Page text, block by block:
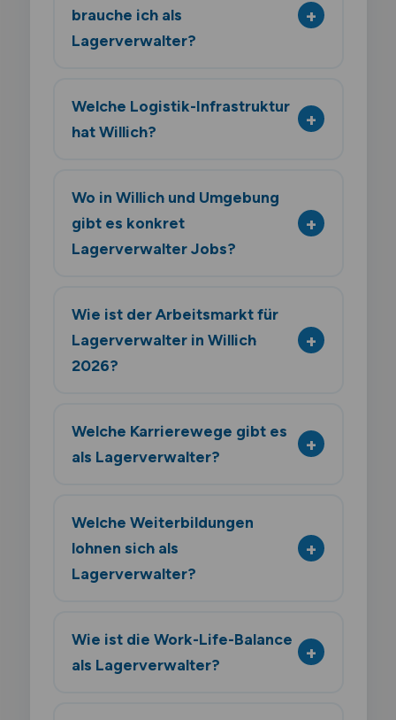
brauche ich als
Lagerverwalter?
Welche Logistik-Infrastruktur
hat Willich?
Wo in Willich und Umgebung
gibt es konkret
Lagerverwalter Jobs?
Wie ist der Arbeitsmarkt für
Lagerverwalter in Willich
2026?
Welche Karrierewege gibt es
als Lagerverwalter?
Welche Weiterbildungen
lohnen sich als
Lagerverwalter?
Wie ist die Work-Life-Balance
als Lagerverwalter?